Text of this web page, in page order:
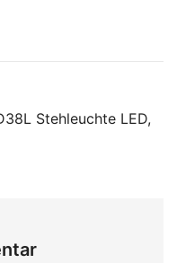
Stehleuchte LED,